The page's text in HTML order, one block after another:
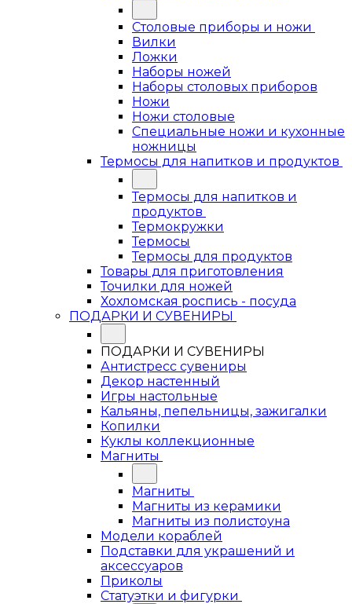
Столовые приборы и ножи
Вилки
Ложки
Наборы ножей
Наборы столовых приборов
Ножи
Ножи столовые
Специальные ножи и кухонные
ножницы
Термосы для напитков и продуктов
Термосы для напитков и
продуктов
Термокружки
Термосы
Термосы для продуктов
Товары для приготовления
Точилки для ножей
Хохломская роспись - посуда
ПОДАРКИ И СУВЕНИРЫ
ПОДАРКИ И СУВЕНИРЫ
Антистресс сувениры
Декор настенный
Игры настольные
Кальяны, пепельницы, зажигалки
Копилки
Куклы коллекционные
Магниты
Магниты
Магниты из керамики
Магниты из полистоуна
Модели кораблей
Подставки для украшений и
аксессуаров
Приколы
Статуэтки и фигурки